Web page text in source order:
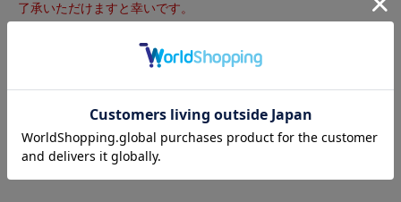
了承いただけますと幸いです。
肩幅 バスト
66cm 40cm 134cm
サイズガイド